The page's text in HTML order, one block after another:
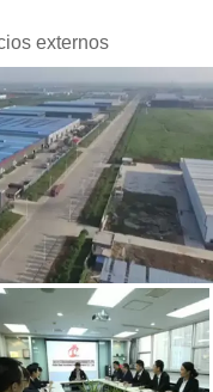
externos